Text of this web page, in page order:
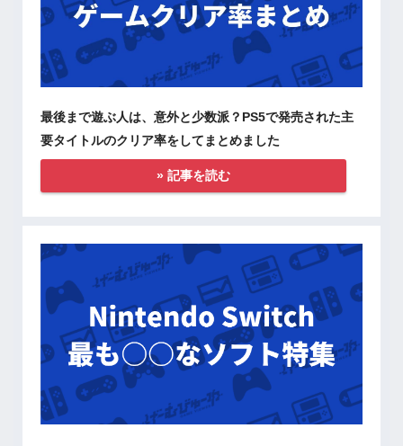
最後まで遊ぶ人は、意外と少数派？PS5で発売された主
要タイトルのクリア率をしてまとめました
» 記事を読む